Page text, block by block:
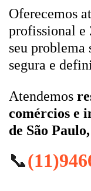
Oferecemos
profissional e
seu problema
segura e
Atendemos
comércios e
de São
📞